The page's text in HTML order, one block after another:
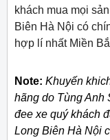
khách mua mọi
Biên Hà Nội có
hợp lí nhất Miền
Note: Khuyến
hãng do Tùng Anh
đee xe quý khách
Long Biên Hà Nội